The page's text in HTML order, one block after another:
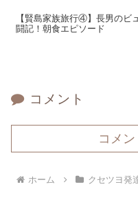
【賢島家族旅行④】長男のビ
闘記！朝食エピソード
コメント
コメ
ホーム クセツヨ発